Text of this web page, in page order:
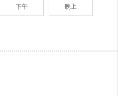
下午 晚上